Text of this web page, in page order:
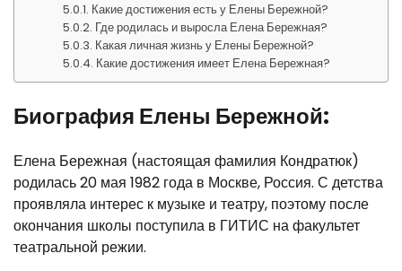
Какие достижения есть у Елены Бережной?
Где родилась и выросла Елена Бережная?
Какая личная жизнь у Елены Бережной?
Какие достижения имеет Елена Бережная?
Биография Елены Бережной:
Елена Бережная (настоящая фамилия Кондратюк)
родилась 20 мая 1982 года в Москве, Россия. С детства
проявляла интерес к музыке и театру, поэтому после
окончания школы поступила в ГИТИС на факультет
театральной режии.